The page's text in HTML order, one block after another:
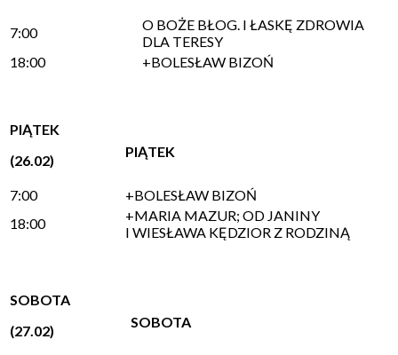
7:00
O BOŻE BŁOG. I ŁASKĘ ZDROWIA
DLA TERESY
18:00
+BOLESŁAW BIZOŃ
PIĄTEK
(26.02)
PIĄTEK
7:00
+BOLESŁAW BIZOŃ
18:00
+MARIA MAZUR; OD JANINY
I WIESŁAWA KĘDZIOR Z RODZINĄ
SOBOTA
(27.02)
SOBOTA